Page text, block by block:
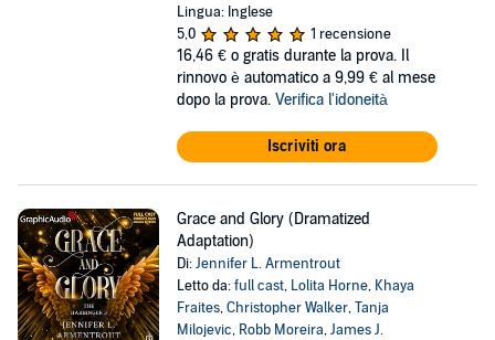
Lingua: Inglese
5,0
1 recensione
16,46 € o gratis durante la prova. Il
rinnovo è automatico a 9,99 € al mese
dopo la prova. Verifica l'idoneità
Iscriviti ora
Grace and Glory (Dramatized
Adaptation)
Di:Jennifer L. Armentrout
Letto da:full cast, Lolita Horne, Khaya
Fraites,Christopher Walker,Tanja
Milojevic, Robb Moreira,James J.